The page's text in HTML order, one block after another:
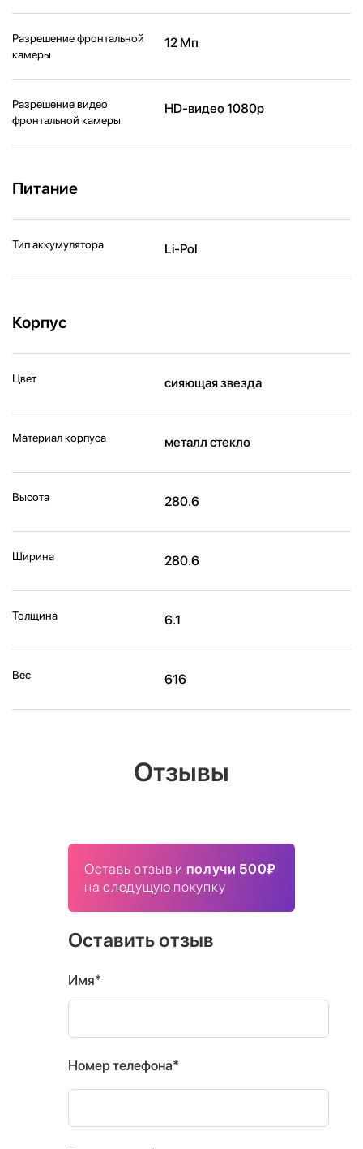
Разрешение фронтальной
камеры
12 Мп
Разрешение видео
фронтальной камеры
HD-видео 1080p
Питание
Тип аккумулятора Li-Pol
Корпус
Цвет сияющая звезда
Материал корпуса металл стекло
Высота 280.6
Ширина 280.6
Толщина 6.1
Вес 616
Отзывы
Оставь отзыв и получи 500₽
на следущую покупку
Оставить отзыв
Имя*
Номер телефона*